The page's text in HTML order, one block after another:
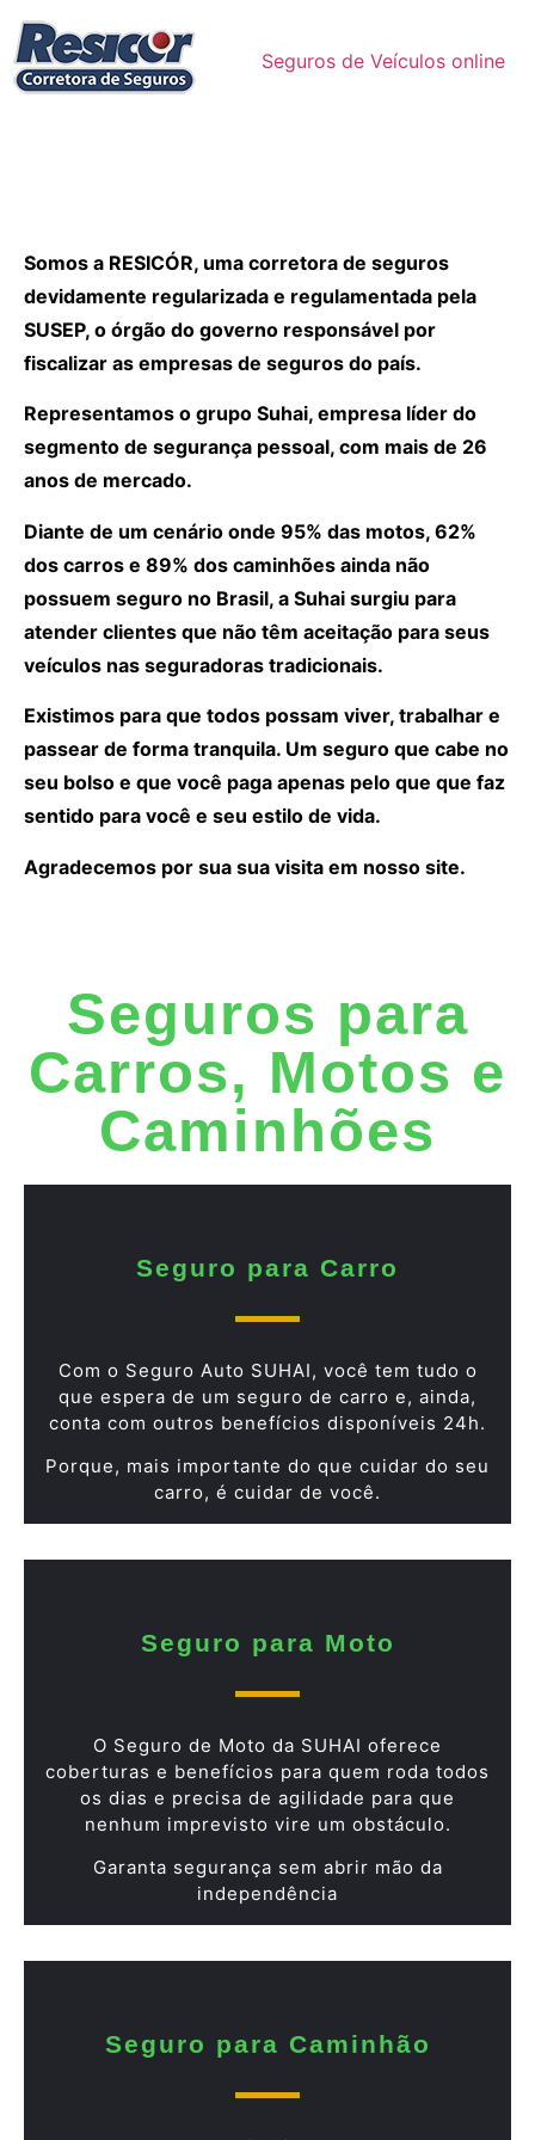
Seguros de Veículos online
Somos a RESICÓR, uma corretora de seguros
devidamente regularizada e regulamentada pela
SUSEP, o órgão do governo responsável por
fiscalizar as empresas de seguros do país.
Representamos o grupo Suhai, empresa líder do
segmento de segurança pessoal, com mais de 26
anos de mercado.
Diante de um cenário onde 95% das motos, 62%
dos carros e 89% dos caminhões ainda não
possuem seguro no Brasil, a Suhai surgiu para
atender clientes que não têm aceitação para seus
veículos nas seguradoras tradicionais.
Existimos para que todos possam viver, trabalhar e
passear de forma tranquila. Um seguro que cabe no
seu bolso e que você paga apenas pelo que que faz
sentido para você e seu estilo de vida.
Agradecemos por sua sua visita em nosso site.
Seguros para
Carros, Motos e
Caminhões
Seguro para Carro
Com o Seguro Auto SUHAI, você tem tudo o
que espera de um seguro de carro e, ainda,
conta com outros benefícios disponíveis 24h.
Porque, mais importante do que cuidar do seu
carro, é cuidar de você.
Seguro para Moto
O Seguro de Moto da SUHAI oferece
coberturas e benefícios para quem roda todos
os dias e precisa de agilidade para que
nenhum imprevisto vire um obstáculo.
Garanta segurança sem abrir mão da
independência
Seguro para Caminhão